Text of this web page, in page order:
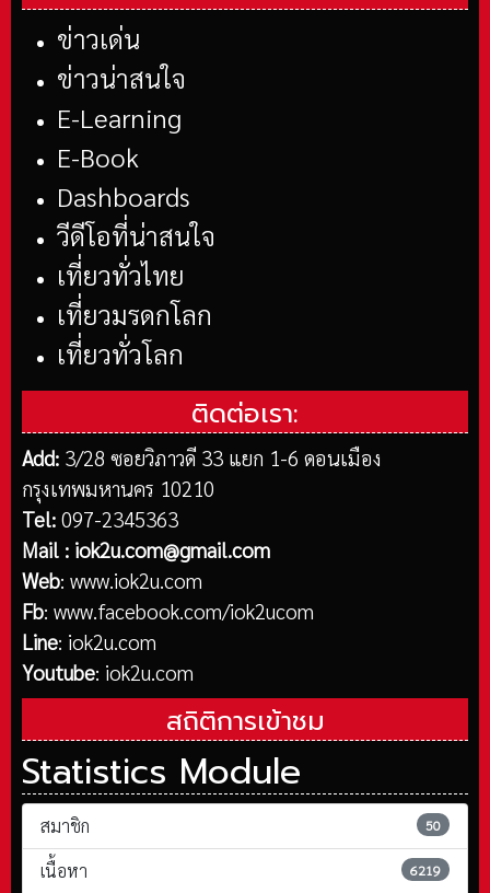
ข่าวเด่น
ข่าวน่าสนใจ
E-Learning
E-Book
Dashboards
วีดีโอที่น่าสนใจ
เที่ยวทั่วไทย
เที่ยวมรดกโลก
เที่ยวทั่วโลก
ติดต่อเรา:
Add: 3/28 ซอยวิภาวดี 33 แยก 1-6 ดอนเมือง
กรุงเทพมหานคร 10210
Tel: 097-2345363
Mail : iok2u.com@gmail.com
Web: www.iok2u.com
Fb: www.facebook.com/iok2ucom
Line: iok2u.com
Youtube: iok2u.com
สถิติการเข้าชม
Statistics Module
สมาชิก 50
เนื้อหา 6219